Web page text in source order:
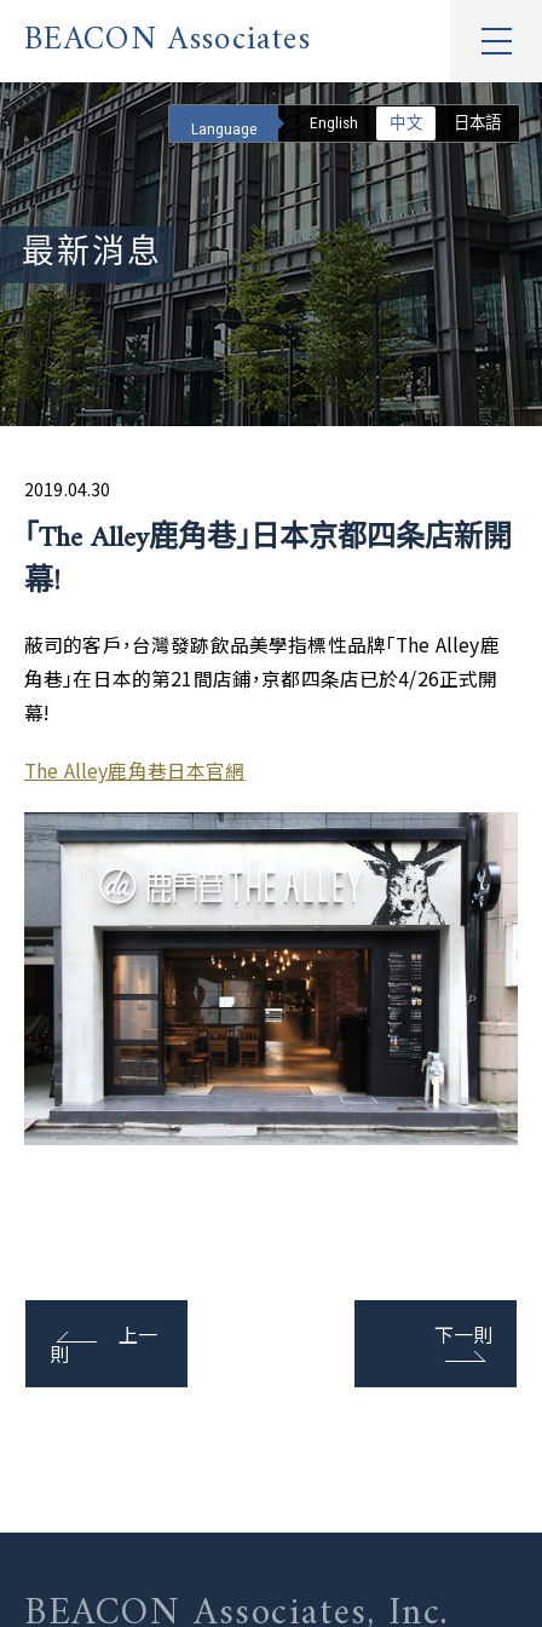
BEACON Associates
最新消息
Language English 中文 日本語
2019.04.30
「The Alley鹿角巷」日本京都四条店新開
幕!
蔽司的客戶，台灣發跡飲品美學指標性品牌「The Alley鹿
角巷」在日本的第21間店鋪，京都四条店已於4/26正式開
幕!
The Alley鹿角巷日本官網
上一
則
下一則